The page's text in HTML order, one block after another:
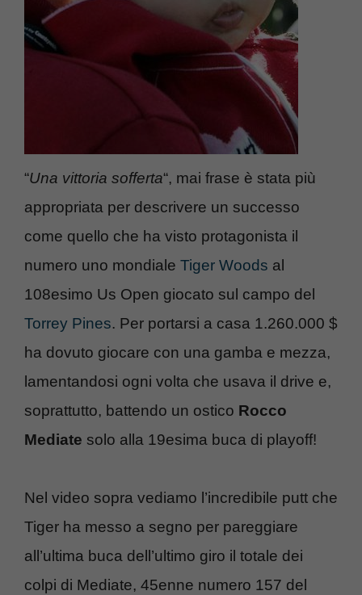
“Una vittoria sofferta“, mai frase è stata più
appropriata per descrivere un successo
come quello che ha visto protagonista il
numero uno mondiale Tiger Woods al
108esimo Us Open giocato sul campo del
Torrey Pines. Per portarsi a casa 1.260.000 $
ha dovuto giocare con una gamba e mezza,
lamentandosi ogni volta che usava il drive e,
soprattutto, battendo un ostico Rocco
Mediate solo alla 19esima buca di playoff!
Nel video sopra vediamo l’incredibile putt che
Tiger ha messo a segno per pareggiare
all’ultima buca dell’ultimo giro il totale dei
colpi di Mediate, 45enne numero 157 del